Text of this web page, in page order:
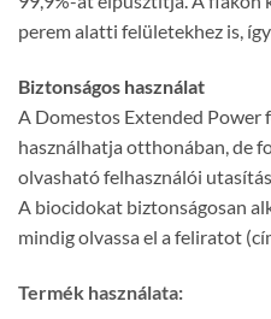
perem alatti felületekhez is,
Biztonságos használat
A Domestos Extended
használhatja otthonában, de
olvasható felhasználói
A biocidokat biztonságosan
mindig olvassa el a feliratot
Termék használata: